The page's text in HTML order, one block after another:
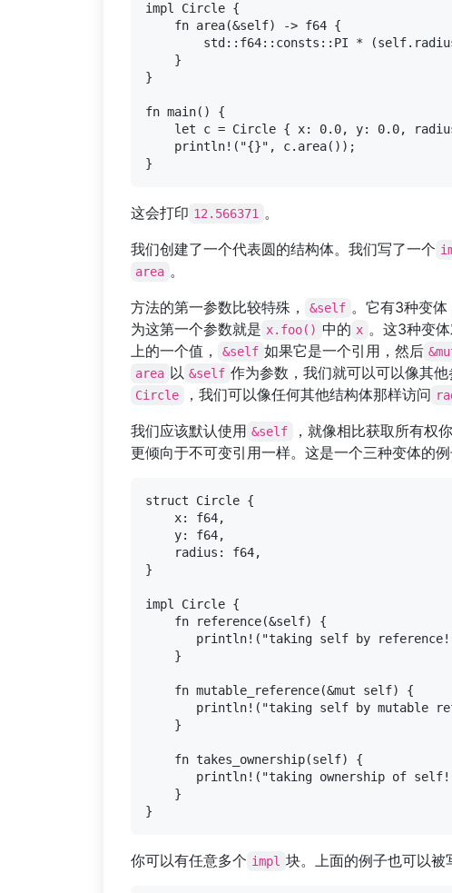
impl Circle {
    fn area(&self) -> f64 {
std::f64::consts::PI *
    }
}
fn main() {
let c = Circle { x: 0.0, y: 0.0,
    println!("{}", c.area());
这会打印 12.566371 。
我们创建了一个代表圆的结构体。我们写了一个
area 。
方法的第一参数比较特殊，
&self 。它有3种变体
为这第一个参数就是 x.foo() 中的 x 。这3种变
上的一个值，
&self 如果它是一个引用，然后
area 以 &self 作为参数，我们就可以可以像其
Circle ，我们可以像任何其他结构体那样访问
我们应该默认使用 &self
，就像相比获取所有权
更倾向于不可变引用一样。这是一个三种变体的例
struct Circle {
    x: f64,
    y: f64,
    radius: f64,
}
impl Circle {
    fn reference(&self) {
println!("taking self by
    }
    fn mutable_reference(&mut self) {
println!("taking self by mutable
    }
    fn takes_ownership(self) {
println!("taking ownership of
    }
你可以有任意多个 impl 块。上面的例子也可以被